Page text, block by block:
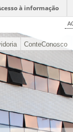
à informação
ConteConosco